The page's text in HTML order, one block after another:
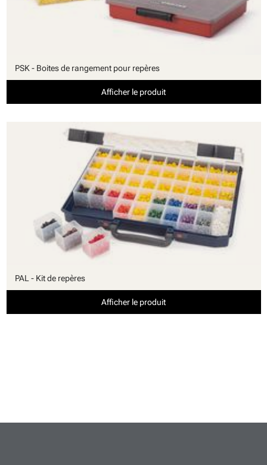
PSK - Boites de rangement pour repères
Afficher le produit
PAL - Kit de repères
Afficher le produit